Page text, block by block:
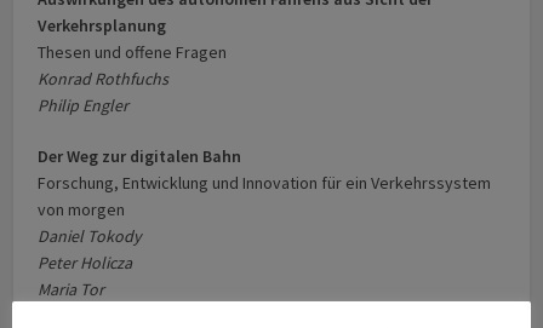
Verkehrsplanung
Thesen und offene Fragen
Konrad Rothfuchs
Philip Engler
Der Weg zur digitalen Bahn
Forschung, Entwicklung und Innovation für ein Verkehrssystem
von morgen
Daniel Tokody
Peter Holicza
Maria Tor